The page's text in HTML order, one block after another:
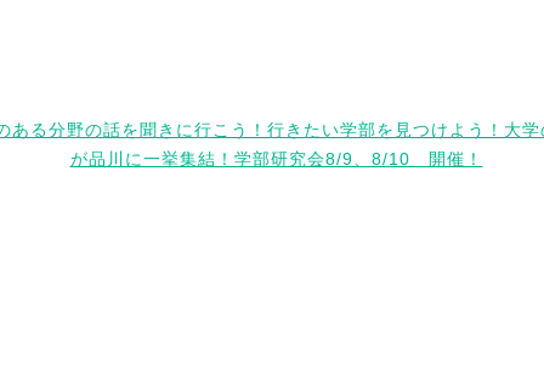
ある分野の話を聞きに行こう！行きたい学部を見つけよう！大
が品川に一挙集結！学部研究会8/9、8/10 開催！